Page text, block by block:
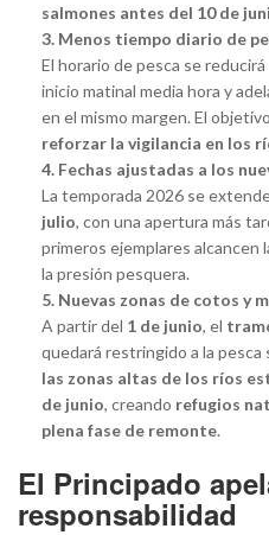
salmones antes del 10 de
3. Menos tiempo diario de
El horario de pesca se reducirá
inicio matinal media hora y
en el mismo margen. El
reforzar la vigilancia en los
4. Fechas ajustadas a los
La temporada 2026 se
julio, con una apertura más
primeros ejemplares alcancen
la presión pesquera.
5. Nuevas zonas de cotos y
A partir del 1 de junio, el
quedará restringido a la pesca
las zonas altas de los ríos
de junio, creando refugios
plena fase de remonte.
El Principado
responsabilidad